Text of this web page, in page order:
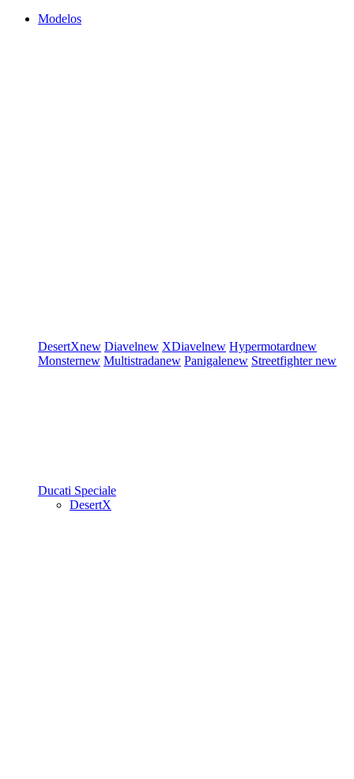
Modelos
DesertXnew Diavelnew XDiavelnew Hypermotardnew
Monsternew Multistradanew Panigalenew Streetfighternew
Ducati Speciale
DesertX